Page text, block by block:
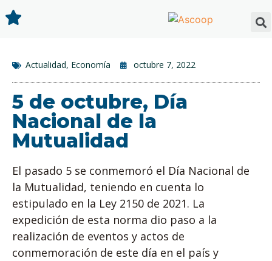
Actualidad, Economía octubre 7, 2022
5 de octubre, Día
Nacional de la
Mutualidad
El pasado 5 se conmemoró el Día Nacional de
la Mutualidad, teniendo en cuenta lo
estipulado en la Ley 2150 de 2021. La
expedición de esta norma dio paso a la
realización de eventos y actos de
conmemoración de este día en el país y